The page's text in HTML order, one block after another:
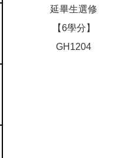
延畢生選修
【6學分】
GH1204